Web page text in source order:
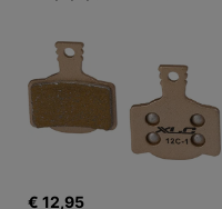
€ 12,95